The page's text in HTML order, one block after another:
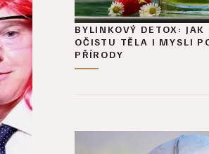
BYLINKOVÝ DETOX: JAK
OČISTU TĚLA I MYSLI
PŘÍRODY